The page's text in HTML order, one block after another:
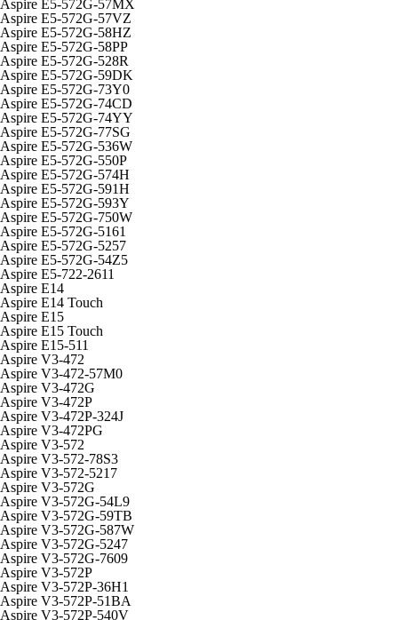
Aspire E5-572G-57MX
Aspire E5-572G-57VZ
Aspire E5-572G-58HZ
Aspire E5-572G-58PP
Aspire E5-572G-528R
Aspire E5-572G-59DK
Aspire E5-572G-73Y0
Aspire E5-572G-74CD
Aspire E5-572G-74YY
Aspire E5-572G-77SG
Aspire E5-572G-536W
Aspire E5-572G-550P
Aspire E5-572G-574H
Aspire E5-572G-591H
Aspire E5-572G-593Y
Aspire E5-572G-750W
Aspire E5-572G-5161
Aspire E5-572G-5257
Aspire E5-572G-54Z5
Aspire E5-722-2611
Aspire E14
Aspire E14 Touch
Aspire E15
Aspire E15 Touch
Aspire E15-511
Aspire V3-472
Aspire V3-472-57M0
Aspire V3-472G
Aspire V3-472P
Aspire V3-472P-324J
Aspire V3-472PG
Aspire V3-572
Aspire V3-572-78S3
Aspire V3-572-5217
Aspire V3-572G
Aspire V3-572G-54L9
Aspire V3-572G-59TB
Aspire V3-572G-587W
Aspire V3-572G-5247
Aspire V3-572G-7609
Aspire V3-572P
Aspire V3-572P-36H1
Aspire V3-572P-51BA
Aspire V3-572P-540V